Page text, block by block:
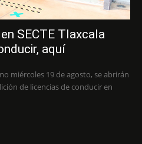
SECTE Tlaxcala
aquí
miércoles 19 de agosto, se abrirán
de licencias de conducir en